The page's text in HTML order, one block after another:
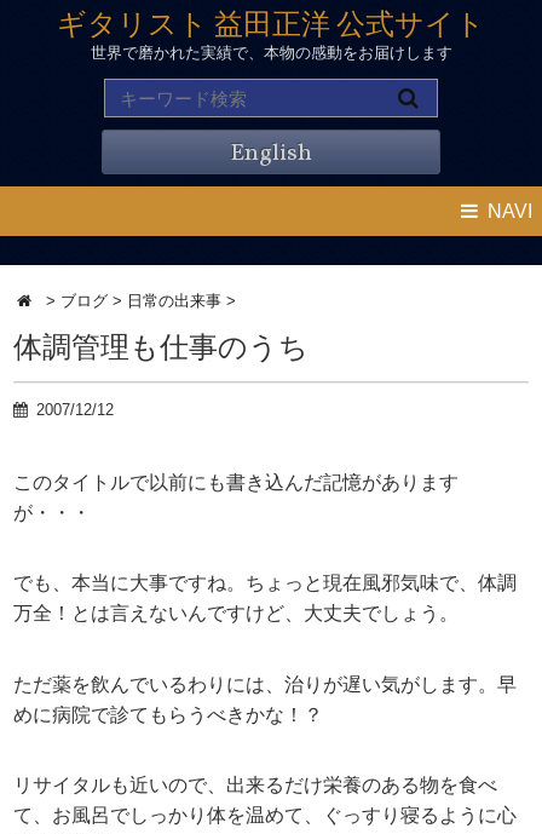
ギタリスト 益田正洋 公式サイト
世界で磨かれた実績で、本物の感動をお届けします
English
NAVI
> ブログ > 日常の出来事 >
体調管理も仕事のうち
2007/12/12
このタイトルで以前にも書き込んだ記憶があります
が・・・
でも、本当に大事ですね。ちょっと現在風邪気味で、体調
万全！とは言えないんですけど、大丈夫でしょう。
ただ薬を飲んでいるわりには、治りが遅い気がします。早
めに病院で診てもらうべきかな！？
リサイタルも近いので、出来るだけ栄養のある物を食べ
て、お風呂でしっかり体を温めて、ぐっすり寝るように心